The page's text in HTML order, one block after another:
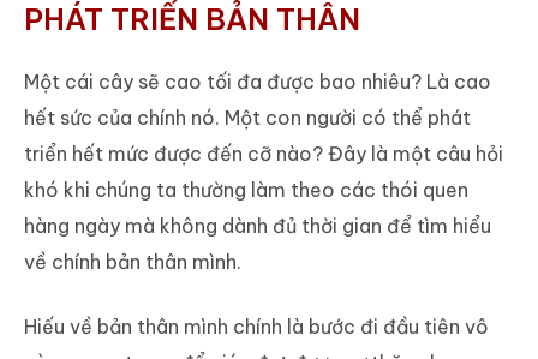
PHÁT TRIỂN BẢN THÂN
Một cái cây sẽ cao tối đa được bao nhiêu? Là cao
hết sức của chính nó. Một con người có thể phát
triển hết mức được đến cỡ nào? Đây là một câu hỏi
khó khi chúng ta thường làm theo các thói quen
hàng ngày mà không dành đủ thời gian để tìm hiểu
về chính bản thân mình.
Hiếu về bản thân mình chính là bước đi đầu tiên vô